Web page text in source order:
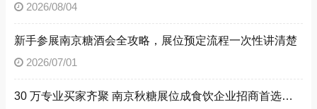
2026/08/04
新手参展南京糖酒会全攻略，展位预定流程一次性讲清楚
2026/07/01
30 万专业买家齐聚 南京秋糖展位成食饮企业招商首选阵地